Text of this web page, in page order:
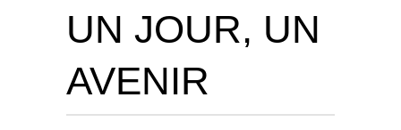
UN JOUR, UN
AVENIR